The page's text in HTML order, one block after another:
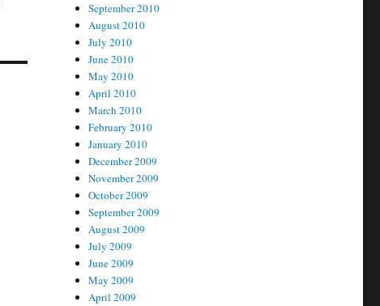
September 2010
August 2010
July 2010
June 2010
May 2010
April 2010
March 2010
February 2010
January 2010
December 2009
November 2009
October 2009
September 2009
August 2009
July 2009
June 2009
May 2009
April 2009